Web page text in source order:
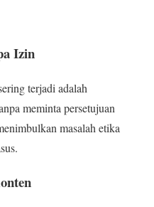
Izin
terjadi adalah
meminta persetujuan
masalah etika